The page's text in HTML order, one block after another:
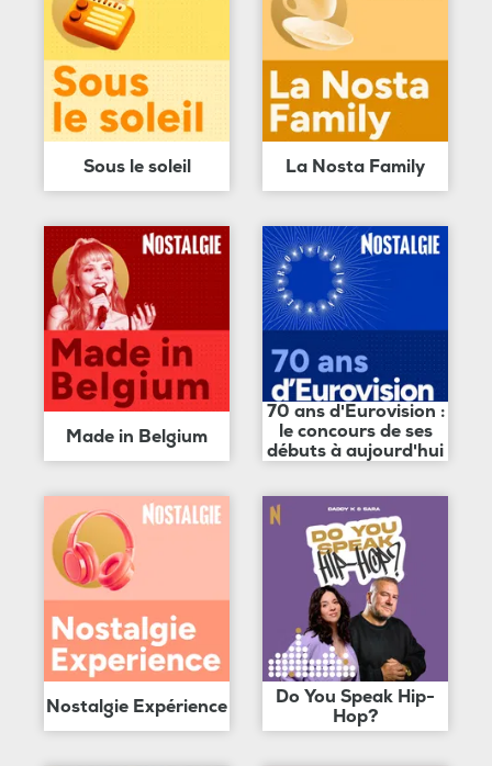
Sous le soleil La Nosta Family
Made in Belgium
70 ans d'Eurovision :
le concours de ses
débuts à aujourd'hui
Nostalgie Expérience
Do You Speak Hip-
Hop?